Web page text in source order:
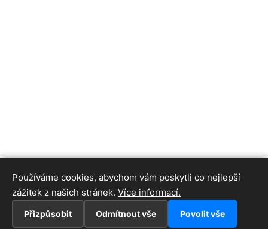
Používáme cookies, abychom vám poskytli co nejlepší
zážitek z našich stránek. Více informací.
Přizpůsobit Odmítnout vše Povolit vše